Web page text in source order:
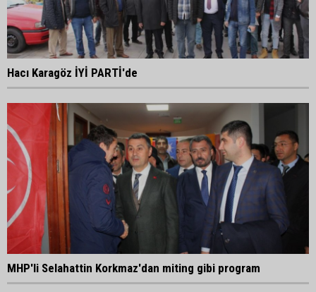
Hacı Karagöz İYİ PARTİ'de
MHP'li Selahattin Korkmaz'dan miting gibi program